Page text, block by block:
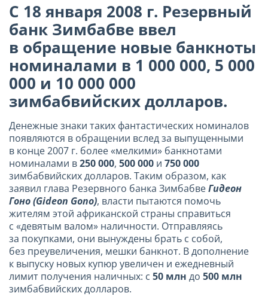
С 18 января 2008 г. Резервный
банк Зимбабве ввел
в обращение новые банкноты
номиналами в 1 000 000, 5 000
000 и 10 000 000
зимбабвийских долларов.
Денежные знаки таких фантастических номиналов
появляются в обращении вслед за выпущенными
в конце2007 г. более «мелкими» банкнотами
номиналами в250 000, 500 000 и 750 000
зимбабвийских долларов. Таким образом, как
заявил глава Резервного банка ЗимбабвеГидеон
Гоно (Gideon Gono), власти пытаются помочь
жителям этой африканской страны справиться
с «девятым валом» наличности. Отправляясь
за покупками, они вынуждены брать с собой,
без преувеличения, мешки банкнот. В дополнение
к выпуску новых купюр увеличен и ежедневный
лимит получения наличных: с 50 млн до 500 млн
зимбабвийских долларов.